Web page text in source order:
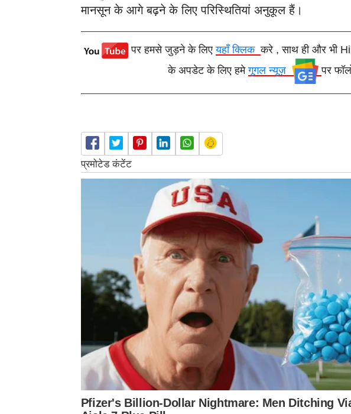
मानसून के आगे बढ़ने के लिए परिस्थितियां अनुकूल हैं।
पर हमसे जुड़ने के लिएयहाँ क्लिककरे , साथ ही और भी
के अपडेट के लिए हमेगूगल न्यूज़ पर